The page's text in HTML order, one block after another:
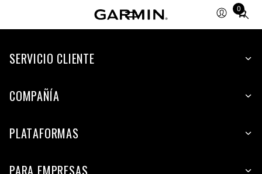
0
Total
items
cart:
SERVICIO CLIENTE
COMPAÑÍA
PLATAFORMAS
PARA EMPRESAS